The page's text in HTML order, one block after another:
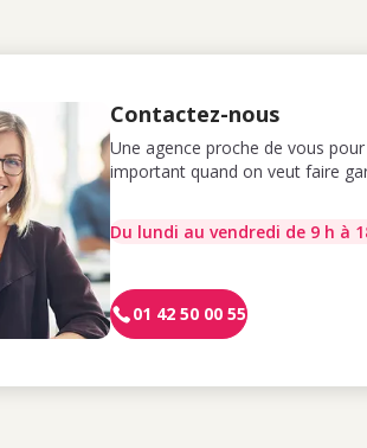
Contactez-nous
Une agence proche de vous
important quand on veut faire
Du lundi au vendredi de 9 h à
01 42 50 00 55